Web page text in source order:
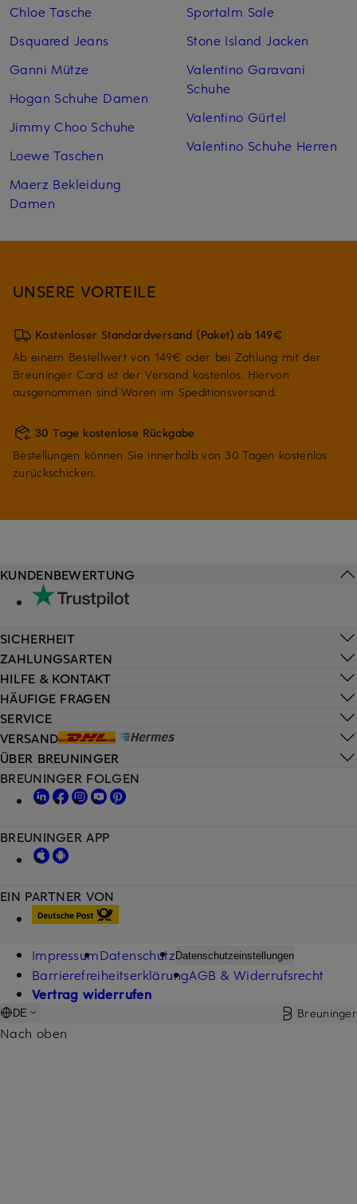
Chloe Tasche
Dsquared Jeans
Ganni Mütze
Hogan Schuhe Damen
Jimmy Choo Schuhe
Loewe Taschen
Maerz Bekleidung
Damen
Sportalm Sale
Stone Island Jacken
Valentino Garavani
Schuhe
Valentino Gürtel
Valentino Schuhe Herren
UNSERE VORTEILE
Kostenloser Standardversand (Paket) ab 149€
Ab einem Bestellwert von 149€ oder bei Zahlung mit der
Breuninger Card ist der Versand kostenlos. Hiervon
ausgenommen sind Waren im Speditionsversand.
30 Tage kostenlose Rückgabe
Bestellungen können Sie innerhalb von 30 Tagen kostenlos
zurückschicken.
HILFE & KONTAKT
HÄUFIGE FRAGEN
SERVICE
VERSAND
KUNDENBEWERTUNG
SICHERHEIT
ZAHLUNGSARTEN
ÜBER BREUNINGER
EIN PARTNER VON
BREUNINGER FOLGEN
BREUNINGER APP
ImpressumDatenschutzDatenschutzeinstellungen
BarrierefreiheitserklärungAGB & Widerrufsrecht
Vertrag widerrufen
DE Breuninger
Nach oben